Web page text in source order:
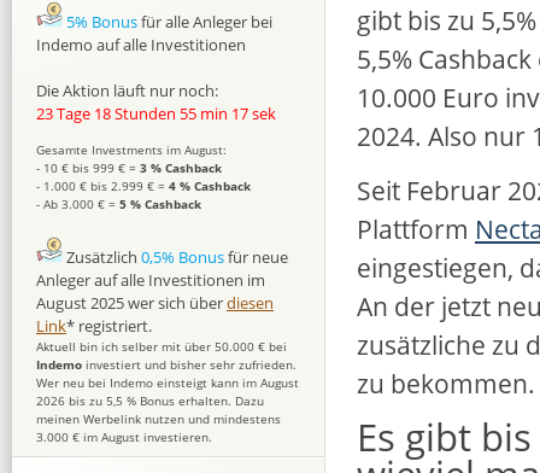
gibt bis zu
5,5%
10.000 Euro
2024. Also nur
Seit Februar
Plattform
eingestiegen,
An der jetzt
zusätzliche zu
zu bekommen.
Es gibt
5% Bonusfür alle Anleger bei
Indemo auf alle Investitionen
Die Aktion läuft nur noch:
23 Tage 18 Stunden 55 min 16 sek
Gesamte Investments im August:
- 10 € bis 999 € = 3 % Cashback
- 1.000 € bis 2.999 € = 4 % Cashback
- Ab 3.000 € = 5 % Cashback
Zusätzlich 0,5% Bonusfür neue
Anleger auf alle Investitionen im
August 2025 wer sich überdiesen
Link* registriert.
Aktuell bin ich selber mit über 50.000 € bei
Indemo investiert und bisher sehr zufrieden.
Wer neu bei Indemo einsteigt kann im August
2026 bis zu 5,5 % Bonus erhalten. Dazu
meinen Werbelink nutzen und mindestens
3.000 € im August investieren.